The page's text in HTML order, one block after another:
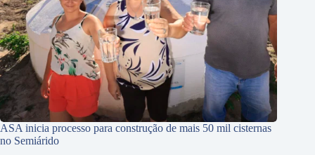
ASA inicia processo para construção de mais 50 mil cisternas
no Semiárido